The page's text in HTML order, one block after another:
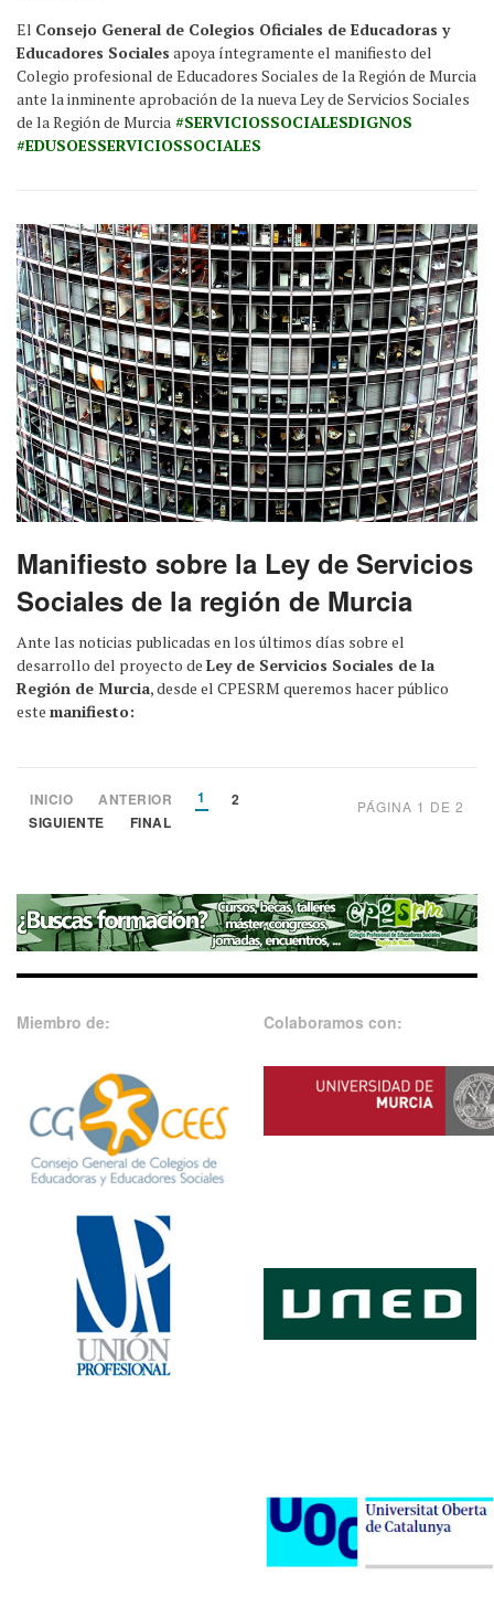
El Consejo General de Colegios Oficiales de Educadoras y
Educadores Sociales apoya íntegramente el manifiesto del
Colegio profesional de Educadores Sociales de la Región de Murcia
ante la inminente aprobación de la nueva Ley de Servicios Sociales
de la Región de Murcia #SERVICIOSSOCIALESDIGNOS
#EDUSOESSERVICIOSSOCIALES
Manifiesto sobre la Ley de Servicios
Sociales de la región de Murcia
Ante las noticias publicadas en los últimos días sobre el
desarrollo del proyecto de Ley de Servicios Sociales de la
Región de Murcia, desde el CPESRM queremos hacer público
este manifiesto:
PÁGINA 1 DE 2
INICIO ANTERIOR 1
2
SIGUIENTE
FINAL
Miembro de: Colaboramos con: